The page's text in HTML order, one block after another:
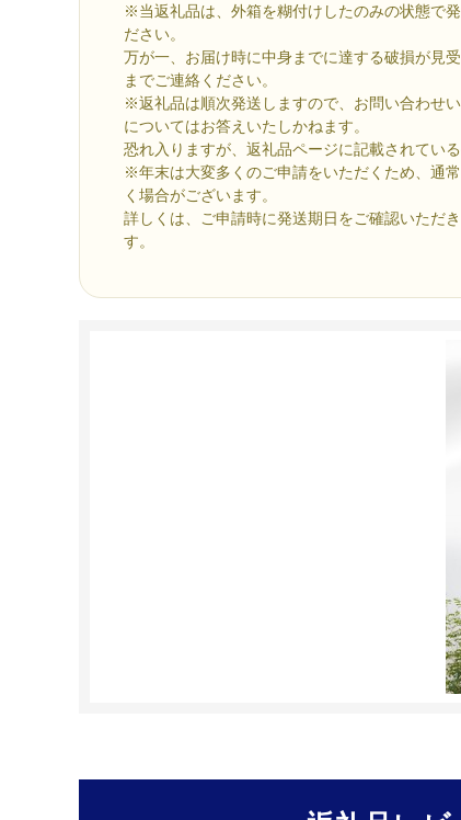
※当返礼品は、外箱を糊付けしたのみの状態で
ださい。
万が一、お届け時に中身までに達する破損が見
までご連絡ください。
※返礼品は順次発送しますので、お問い合わせ
についてはお答えいたしかねます。
恐れ入りますが、返礼品ページに記載されてい
※年末は大変多くのご申請をいただくため、通
く場合がございます。
詳しくは、ご申請時に発送期日をご確認いただ
す。